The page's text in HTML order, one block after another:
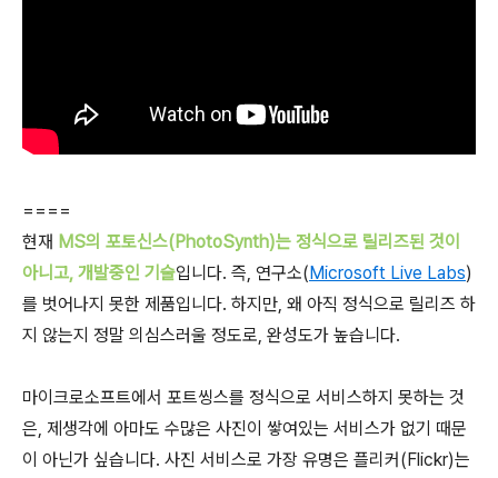
====
현재 MS의 포토신스(PhotoSynth)는 정식으로 릴리즈된 것이
아니고, 개발중인 기술입니다. 즉, 연구소(Microsoft Live Labs)
를 벗어나지 못한 제품입니다. 하지만, 왜 아직 정식으로 릴리즈 하
지 않는지 정말 의심스러울 정도로, 완성도가 높습니다.
마이크로소프트에서 포트씽스를 정식으로 서비스하지 못하는 것
은, 제생각에 아마도 수많은 사진이 쌓여있는 서비스가 없기 때문
이 아닌가 싶습니다. 사진 서비스로 가장 유명은 플리커(Flickr)는